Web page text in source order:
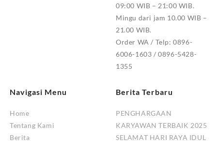
09:00 WIB – 21:00 WIB.
Mingu dari jam 10.00 WIB –
21.00 WIB.
Order WA / Telp: 0896-
6006-1603 / 0896-5428-
1355
Navigasi Menu
Home
Tentang Kami
Berita
Berita Terbaru
PENGHARGAAN
KARYAWAN TERBAIK 2025
SELAMAT HARI RAYA IDUL